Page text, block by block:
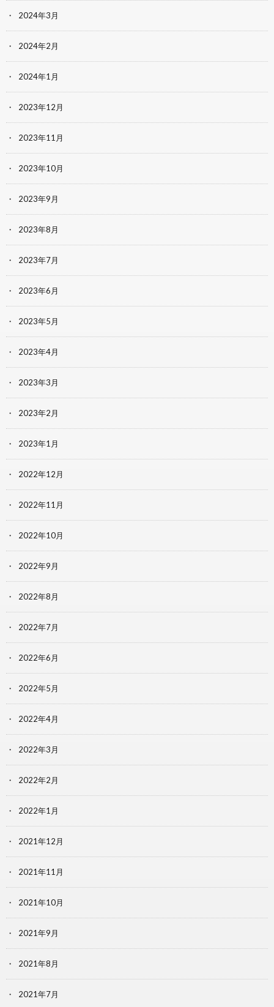
2024年3月
2024年2月
2024年1月
2023年12月
2023年11月
2023年10月
2023年9月
2023年8月
2023年7月
2023年6月
2023年5月
2023年4月
2023年3月
2023年2月
2023年1月
2022年12月
2022年11月
2022年10月
2022年9月
2022年8月
2022年7月
2022年6月
2022年5月
2022年4月
2022年3月
2022年2月
2022年1月
2021年12月
2021年11月
2021年10月
2021年9月
2021年8月
2021年7月